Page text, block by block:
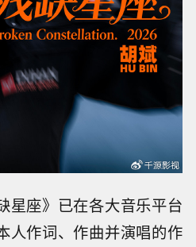
星座》已在各大音乐平台
人作词、作曲并演唱的作